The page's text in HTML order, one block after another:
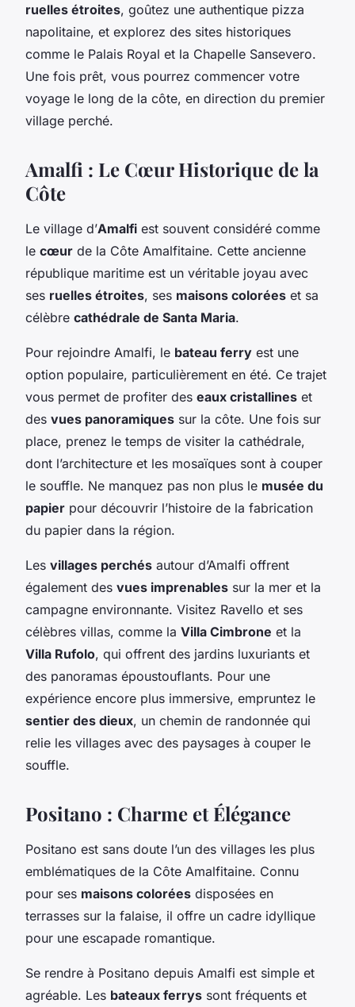
ruelles étroites, goûtez une authentique pizza
napolitaine, et explorez des sites historiques
comme le Palais Royal et la Chapelle Sansevero.
Une fois prêt, vous pourrez commencer votre
voyage le long de la côte, en direction du premier
village perché.
Amalfi : Le Cœur Historique de la
Côte
Le village d’Amalfi est souvent considéré comme
le cœur de la Côte Amalfitaine. Cette ancienne
république maritime est un véritable joyau avec
ses ruelles étroites, ses maisons colorées et sa
célèbre cathédrale de Santa Maria.
Pour rejoindre Amalfi, le bateau ferry est une
option populaire, particulièrement en été. Ce trajet
vous permet de profiter des eaux cristallines et
des vues panoramiques sur la côte. Une fois sur
place, prenez le temps de visiter la cathédrale,
dont l’architecture et les mosaïques sont à couper
le souffle. Ne manquez pas non plus le musée du
papier pour découvrir l’histoire de la fabrication
du papier dans la région.
Les villages perchés autour d’Amalfi offrent
également des vues imprenables sur la mer et la
campagne environnante. Visitez Ravello et ses
célèbres villas, comme la Villa Cimbrone et la
Villa Rufolo, qui offrent des jardins luxuriants et
des panoramas époustouflants. Pour une
expérience encore plus immersive, empruntez le
sentier des dieux, un chemin de randonnée qui
relie les villages avec des paysages à couper le
souffle.
Positano : Charme et Élégance
Positano est sans doute l’un des villages les plus
emblématiques de la Côte Amalfitaine. Connu
pour ses maisons colorées disposées en
terrasses sur la falaise, il offre un cadre idyllique
pour une escapade romantique.
Se rendre à Positano depuis Amalfi est simple et
agréable. Les bateaux ferrys sont fréquents et